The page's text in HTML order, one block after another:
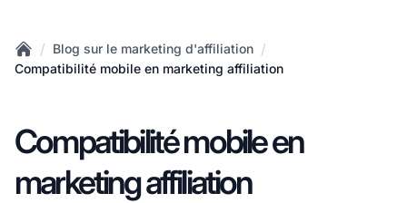
Home
/ Blog sur le marketing d'affiliation /
Compatibilité mobile en marketing affiliation
Compatibilité mobile en
marketing affiliation